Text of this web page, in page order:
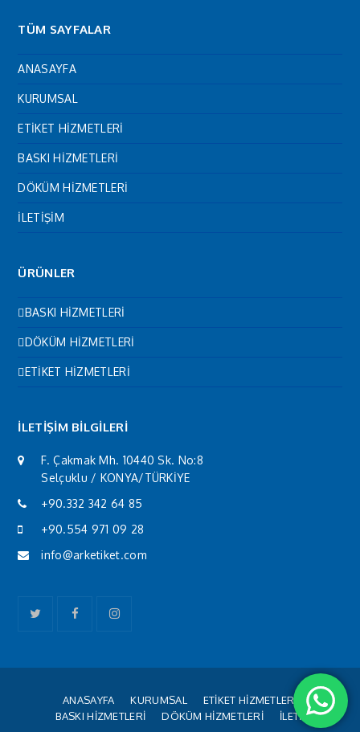
TÜM SAYFALAR
ANASAYFA
KURUMSAL
ETİKET HİZMETLERİ
BASKI HİZMETLERİ
DÖKÜM HİZMETLERİ
İLETİŞİM
ÜRÜNLER
BASKI HİZMETLERİ
DÖKÜM HİZMETLERİ
ETİKET HİZMETLERİ
İLETİŞİM BİLGİLERİ
F. Çakmak Mh. 10440 Sk. No:8
Selçuklu / KONYA/TÜRKİYE
+90.332 342 64 85
+90.554 971 09 28
info@arketiket.com
TwitterFacebookInstagram
ANASAYFA KURUMSAL
ETİKET HİZMETLERİ
BASKI HİZMETLERİ
DÖKÜM HİZMETLERİ İLETİŞİM